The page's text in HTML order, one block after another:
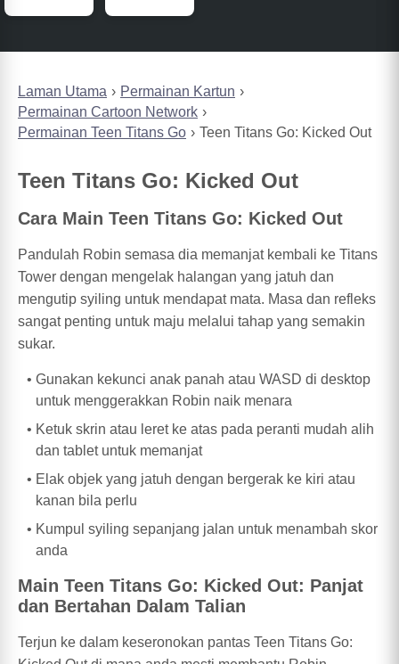
Laman Utama
Permainan Kartun
Permainan Cartoon Network
Permainan Teen Titans Go
Teen Titans Go: Kicked Out
Teen Titans Go: Kicked Out
Cara Main Teen Titans Go: Kicked Out
Pandulah Robin semasa dia memanjat kembali ke Titans
Tower dengan mengelak halangan yang jatuh dan
mengutip syiling untuk mendapat mata. Masa dan refleks
sangat penting untuk maju melalui tahap yang semakin
sukar.
Gunakan kekunci anak panah atau WASD di desktop
untuk menggerakkan Robin naik menara
Ketuk skrin atau leret ke atas pada peranti mudah alih
dan tablet untuk memanjat
Elak objek yang jatuh dengan bergerak ke kiri atau
kanan bila perlu
Kumpul syiling sepanjang jalan untuk menambah skor
anda
Main Teen Titans Go: Kicked Out: Panjat
dan Bertahan Dalam Talian
Terjun ke dalam keseronokan pantas Teen Titans Go: